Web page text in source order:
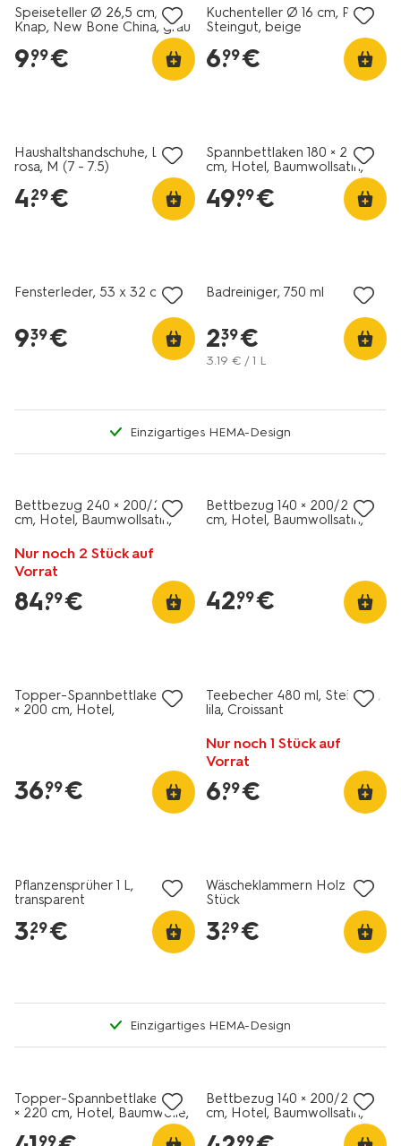
Speiseteller Ø 26,5 cm,
Knap, New Bone China, grau
9.
99€
Kuchenteller Ø 16 cm, Puur,
Steingut, beige
6.
99€
Haushaltshandschuhe, Latex,
rosa, M (7 - 7.5)
4.
29€
Spannbettlaken 180 × 220
cm, Hotel, Baumwollsatin,
49.
99€
Fensterleder, 53 x 32 cm
9.
39€
Badreiniger, 750 ml
2.
39€
3.19 € / 1 L
Einzigartiges HEMA-Design
Bettbezug 240 × 200/220
cm, Hotel, Baumwollsatin,
Nur noch 2 Stück auf
Vorrat
84.
99€
Bettbezug 140 × 200/220
cm, Hotel, Baumwollsatin,
42.
99€
Topper-Spannbettlaken 160
× 200 cm, Hotel,
36.
99€
Teebecher 480 ml, Steingut,
lila, Croissant
Nur noch 1 Stück auf
Vorrat
6.
99€
Pflanzensprüher 1 L,
transparent
3.
29€
Wäscheklammern Holz – 36
Stück
3.
29€
Einzigartiges HEMA-Design
Topper-Spannbettlaken 180
× 220 cm, Hotel, Baumwolle,
99
Bettbezug 140 × 200/220
cm, Hotel, Baumwollsatin,
99